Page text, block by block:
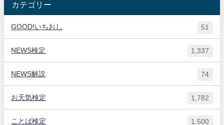
カテゴリー
GOOD!いちおし 51
NEWS検定 1,337
NEWS解説 74
お天気検定 1,782
ことば検定 1,500